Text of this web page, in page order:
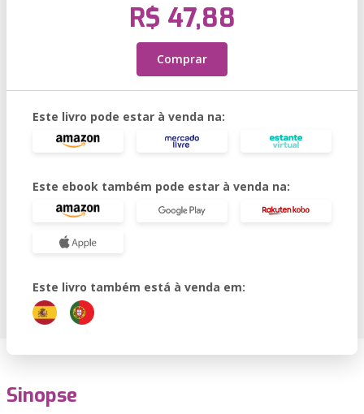
R$ 47,88
Comprar
Este livro pode estar à venda na:
Este ebook também pode estar à venda na:
Este livro também está à venda em:
Sinopse